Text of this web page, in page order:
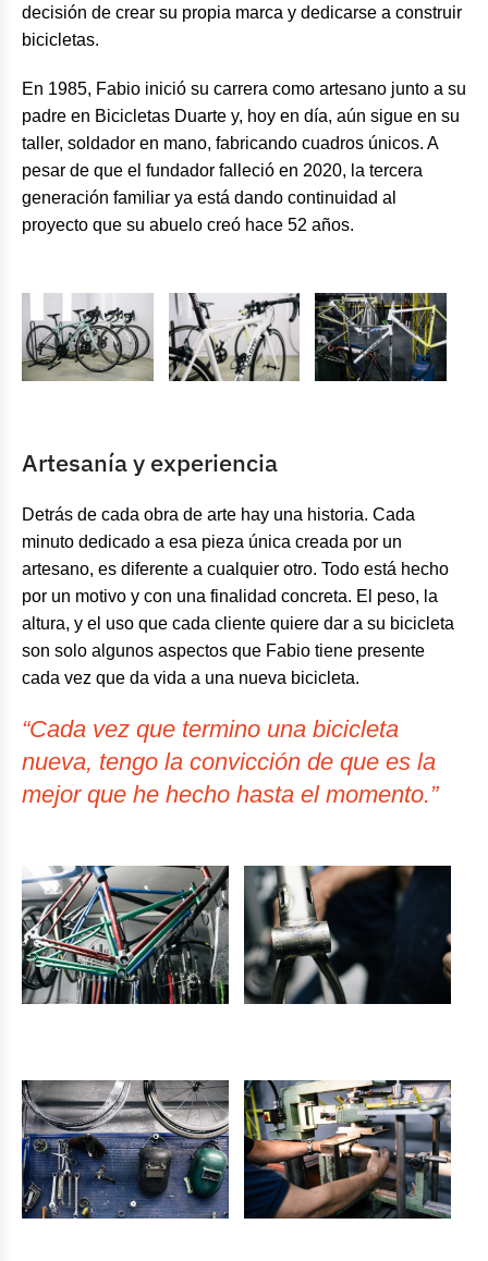
decisión de crear su propia marca y dedicarse a construir
bicicletas.
En 1985, Fabio inició su carrera como artesano junto a su
padre en Bicicletas Duarte y, hoy en día, aún sigue en su
taller, soldador en mano, fabricando cuadros únicos. A
pesar de que el fundador falleció en 2020, la tercera
generación familiar ya está dando continuidad al
proyecto que su abuelo creó hace 52 años.
Artesanía y experiencia
Detrás de cada obra de arte hay una historia. Cada
minuto dedicado a esa pieza única creada por un
artesano, es diferente a cualquier otro. Todo está hecho
por un motivo y con una finalidad concreta. El peso, la
altura, y el uso que cada cliente quiere dar a su bicicleta
son solo algunos aspectos que Fabio tiene presente
cada vez que da vida a una nueva bicicleta.
“Cada vez que termino una bicicleta
nueva, tengo la convicción de que es la
mejor que he hecho hasta el momento.”